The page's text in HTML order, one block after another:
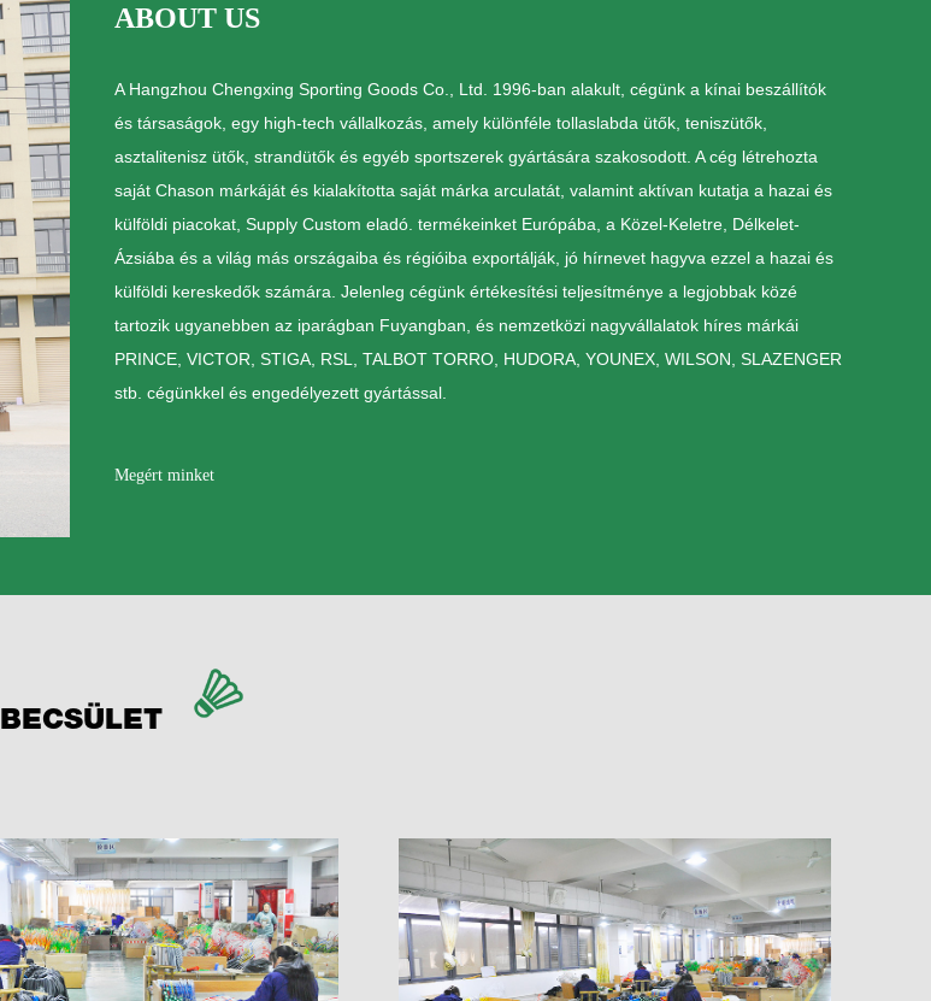
ABOUT US
A Hangzhou Chengxing Sporting Goods Co., Ltd. 1996-ban alakult, cégünk a kínai beszállítók
és társaságok, egy high-tech vállalkozás, amely különféle tollaslabda ütők, teniszütők,
asztalitenisz ütők, strandütők és egyéb sportszerek gyártására szakosodott. A cég létrehozta
saját Chason márkáját és kialakította saját márka arculatát, valamint aktívan kutatja a hazai és
külföldi piacokat, Supply Custom eladó. termékeinket Európába, a Közel-Keletre, Délkelet-
Ázsiába és a világ más országaiba és régióiba exportálják, jó hírnevet hagyva ezzel a hazai és
külföldi kereskedők számára. Jelenleg cégünk értékesítési teljesítménye a legjobbak közé
tartozik ugyanebben az iparágban Fuyangban, és nemzetközi nagyvállalatok híres márkái
PRINCE, VICTOR, STIGA, RSL, TALBOT TORRO, HUDORA, YOUNEX, WILSON, SLAZENGER
stb. cégünkkel és engedélyezett gyártással.
Megért minket
BECSÜLET